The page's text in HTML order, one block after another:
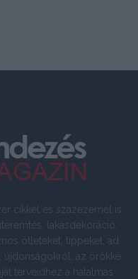
cikkel és százezernél is
lakásdekoráció,
ötleteket, tippeket, ad
újdonságokról, az örökké
terveidhez a hatalmas